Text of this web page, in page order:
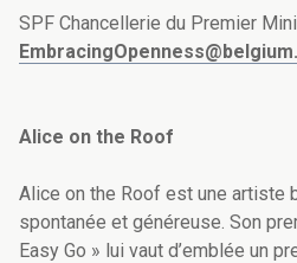
SPF Chancellerie du Premier
Alice on the Roof
Alice on the Roof est une artiste
spontanée et généreuse. Son
Easy Go » lui vaut d’emblée un